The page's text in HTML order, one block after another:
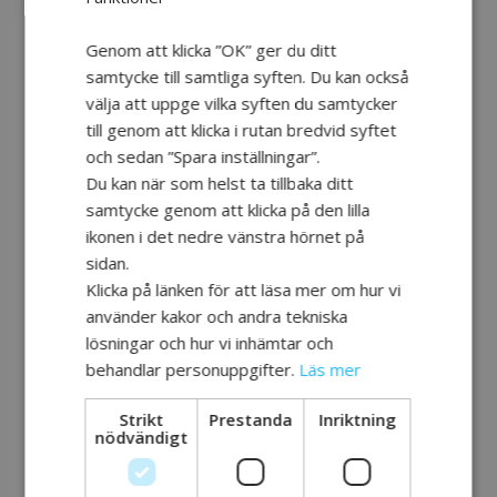
hand om ditt eget välmående. Du som träffar anhöriga
i ditt arbeta kan använda utbildningen för att erbjuda
information och tips i den nya livssituationen.
Utbildningen är en öppen kunskapsbank och du kan
klicka dig fram som du vill. Den är gratis och går att
göra via dator, surfplatta och mobiltelefon.
Du hittar alla HjärnaTillsammans webbutbildningar på
vår lärplattform:
HjärnaTillsammans lärplattform
Genom att klicka ”OK” ger du ditt
samtycke till samtliga syften. Du kan också
välja att uppge vilka syften du samtycker
till genom att klicka i rutan bredvid syftet
och sedan ”Spara inställningar”.
Du kan när som helst ta tillbaka ditt
samtycke genom att klicka på den lilla
ikonen i det nedre vänstra hörnet på
sidan.
Klicka på länken för att läsa mer om hur vi
använder kakor och andra tekniska
lösningar och hur vi inhämtar och
behandlar personuppgifter. Läs mer
Strikt
nödvändigt
Prestanda Inriktning